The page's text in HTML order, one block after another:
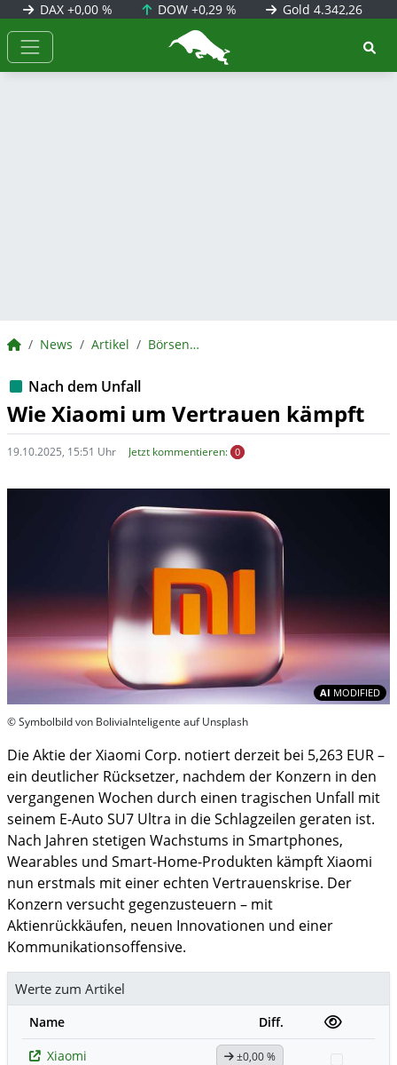
DAX +0,00 % DOW+0,29 % Gold 4.342,26
BörsenNEWS.de
BörsenNEWS.de
News Artikel BörsenNEWS.de
Nach dem Unfall
Wie Xiaomi um Vertrauen kämpft
19.10.2025, 15:51 Uhr Jetzt kommentieren: 0
AI MODIFIED
© Symbolbild von BoliviaInteligente auf Unsplash
Die Aktie der Xiaomi Corp. notiert derzeit bei 5,263 EUR –
ein deutlicher Rücksetzer, nachdem der Konzern in den
vergangenen Wochen durch einen tragischen Unfall mit
seinem E-Auto SU7 Ultra in die Schlagzeilen geraten ist.
Nach Jahren stetigen Wachstums in Smartphones,
Wearables und Smart-Home-Produkten kämpft Xiaomi
nun erstmals mit einer echten Vertrauenskrise. Der
Konzern versucht gegenzusteuern – mit
Aktienrückkäufen, neuen Innovationen und einer
Kommunikationsoffensive.
Werte zum Artikel
Name
Diff.
Xiaomi
±0,00 %